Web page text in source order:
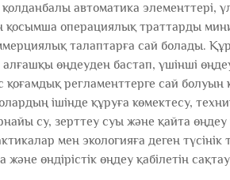
автоматика элементтері,
операциялық траттарды
талаптарға сай болады.
өңдеуден бастап, үшінші
регламенттерге сай болуын
ішінде құруға көмектесу,
су, зерттеу суы және қайта
мен экологияға деген
және өндірістік өңдеу қабілетін